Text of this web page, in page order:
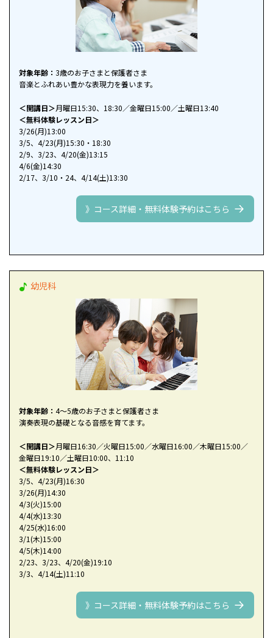
対象年齢： 3歳のお子さまと保護者さま
音楽とふれあい豊かな表現力を養います。
＜開講日＞月曜日15:30、18:30／金曜日15:00／土曜日13:40
＜無料体験レッスン日＞
3/26(月)13:00
3/5、4/23(月)15:30・18:30
2/9、3/23、4/20(金)13:15
4/6(金)14:30
2/17、3/10・24、4/14(土)13:30
》コース詳細・無料体験予約はこちら
幼児科
対象年齢： 4～5歳のお子さまと保護者さま
演奏表現の基礎となる音感を育てます。
＜開講日＞月曜日16:30／火曜日15:00／水曜日16:00／木曜日15:00／
金曜日19:10／土曜日10:00、11:10
＜無料体験レッスン日＞
3/5、4/23(月)16:30
3/26(月)14:30
4/3(火)15:00
4/4(水)13:30
4/25(水)16:00
3/1(木)15:00
4/5(木)14:00
2/23、3/23、4/20(金)19:10
3/3、4/14(土)11:10
》コース詳細・無料体験予約はこちら